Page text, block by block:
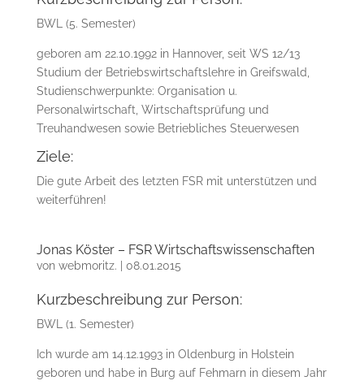
BWL (5. Semester)
geboren am 22.10.1992 in Hannover, seit WS 12/13
Studium der Betriebswirtschaftslehre in Greifswald,
Studienschwerpunkte: Organisation u.
Personalwirtschaft, Wirtschaftsprüfung und
Treuhandwesen sowie Betriebliches Steuerwesen
Ziele:
Die gute Arbeit des letzten FSR mit unterstützen und
weiterführen!
Jonas Köster – FSR Wirtschaftswissenschaften
von webmoritz. 08.01.2015
Kurzbeschreibung zur Person:
BWL (1. Semester)
Ich wurde am 14.12.1993 in Oldenburg in Holstein
geboren und habe in Burg auf Fehmarn in diesem Jahr